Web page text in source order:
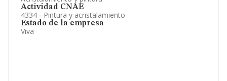
Actividad CNAE
4334 - Pintura y acristalamiento
Estado de la empresa
Viva